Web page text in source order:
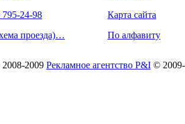
24-98
проезда)…
Карта сайта
По алфавиту
2009 Рекламное агентство P&I ©